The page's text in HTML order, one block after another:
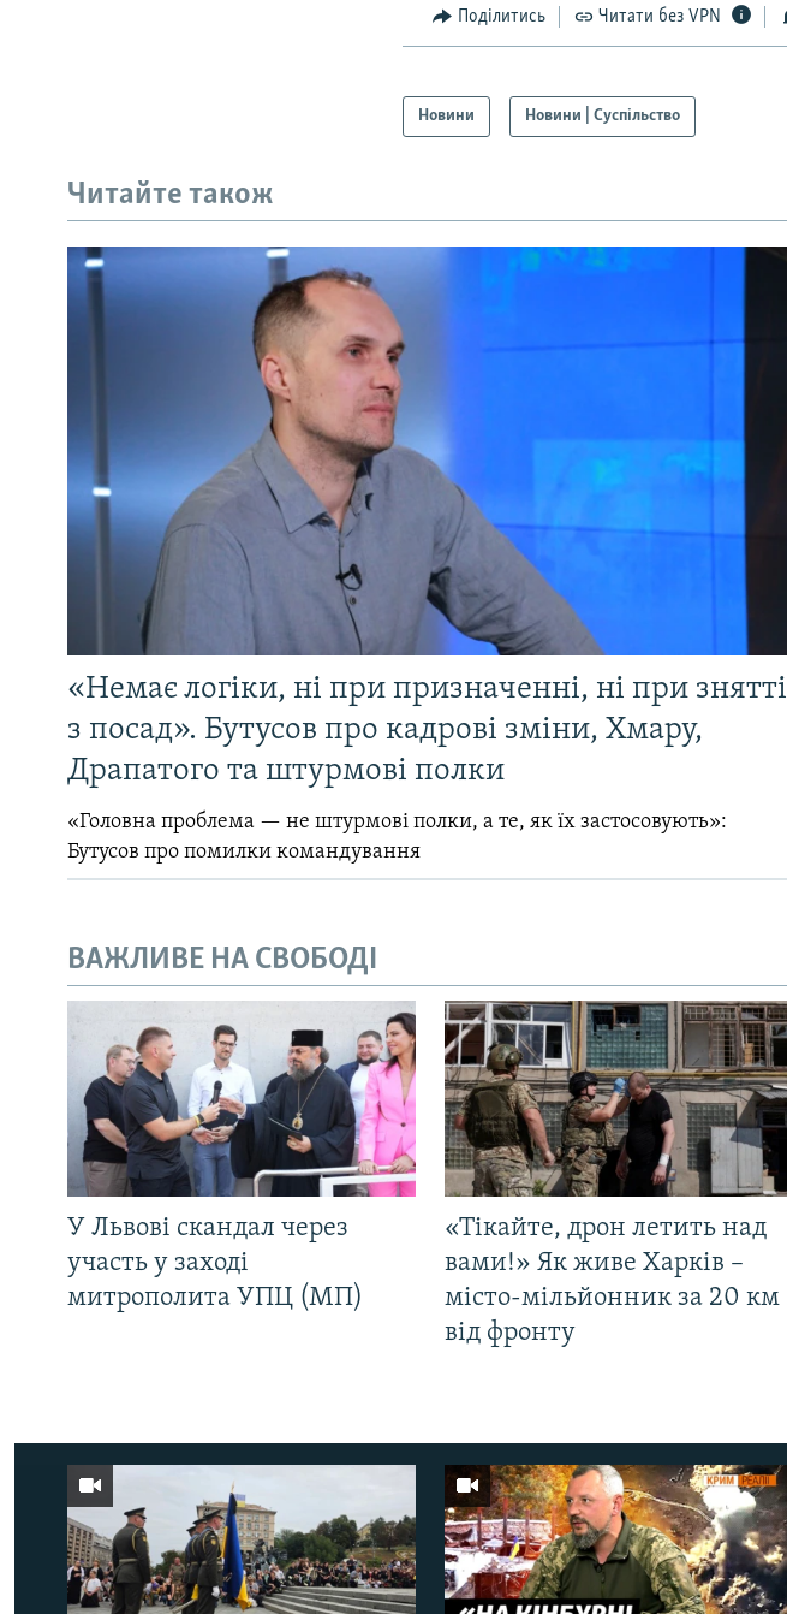
Поділитись Читати без VPN
Новини Новини | Суспільство
Читайте також
«Немає логіки, ні при призначенні, ні при знятті
з посад». Бутусов про кадрові зміни, Хмару,
Драпатого та штурмові полки
«Головна проблема — не штурмові полки, а те, як їх застосовують»:
Бутусов про помилки командування
ВАЖЛИВЕ НА СВОБОДІ
У Львові скандал через
участь у заході
митрополита УПЦ (МП)
«Тікайте, дрон летить над
вами!» Як живе Харків –
місто-мільйонник за 20 км
від фронту